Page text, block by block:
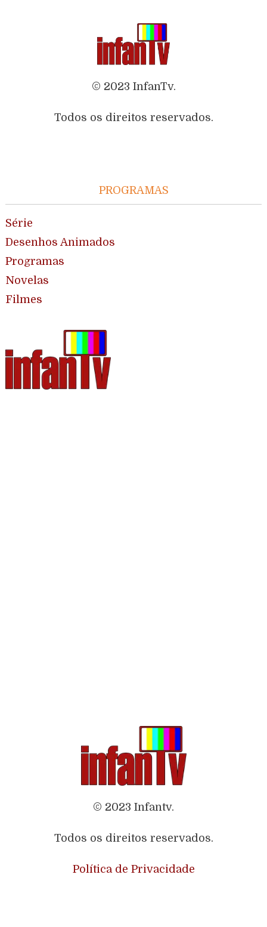
© 2023 InfanTv.
Todos os direitos reservados.
PROGRAMAS
Série
Desenhos Animados
Programas
Novelas
Filmes
© 2023 Infantv.
Todos os direitos reservados.
Política de Privacidade